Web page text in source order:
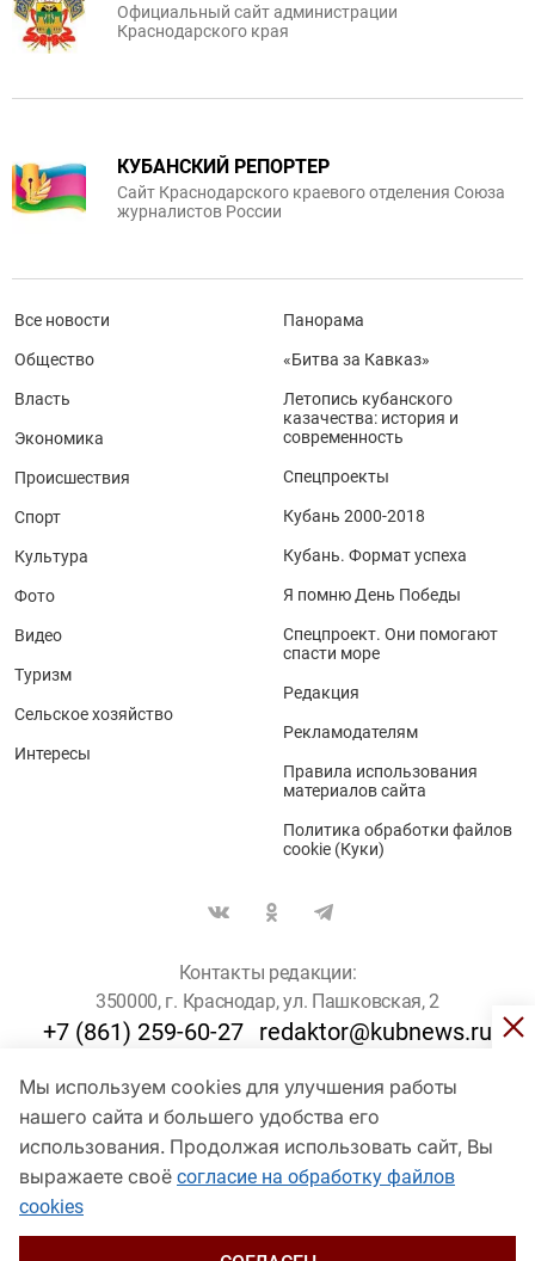
Мы используем cookies для улучшения работы
нашего сайта и большего удобства его
использования. Продолжая использовать сайт, Вы
выражаете своё согласие на обработку файлов
cookies
Официальный сайт администрации
Краснодарского края
КУБАНСКИЙ РЕПОРТЕР
Сайт Краснодарского краевого отделения Союза
журналистов России
Все новости
Общество
Власть
Экономика
Происшествия
Спорт
Культура
Фото
Видео
Туризм
Сельское хозяйство
Интересы
Панорама
«Битва за Кавказ»
Летопись кубанского
казачества: история и
современность
Спецпроекты
Кубань 2000-2018
Кубань. Формат успеха
Я помню День Победы
Спецпроект. Они помогают
спасти море
Редакция
Рекламодателям
Правила использования
материалов сайта
Политика обработки файлов
cookie (Куки)
Контакты редакции:
350000, г. Краснодар, ул. Пашковская, 2
+7 (861) 259-60-27 redaktor@kubnews.ru
Для пользователей старше 16 лет
© Кубанские Новости, 2017
Сетевое издание «kubnews» зарегистрировано Федеральной
службой по надзору в сфере связи, информационных технологий
и массовых коммуникаций (Роскомнадзор). Регистрационный